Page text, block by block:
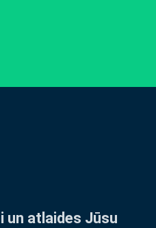
un atlaides Jūsu